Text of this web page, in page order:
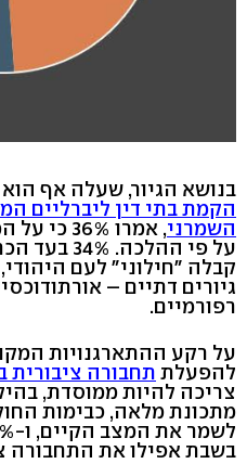
בנושא הגיור, שעלה אף הוא
הקמת בתי דין ליברליים
השמרני , אמרו
על פי
גיורים דתיים –
רפורמיים.
על רקע ההתארגנויות
להפעלת תחבורה ציבורית
בשבת אפילו את התחבורה